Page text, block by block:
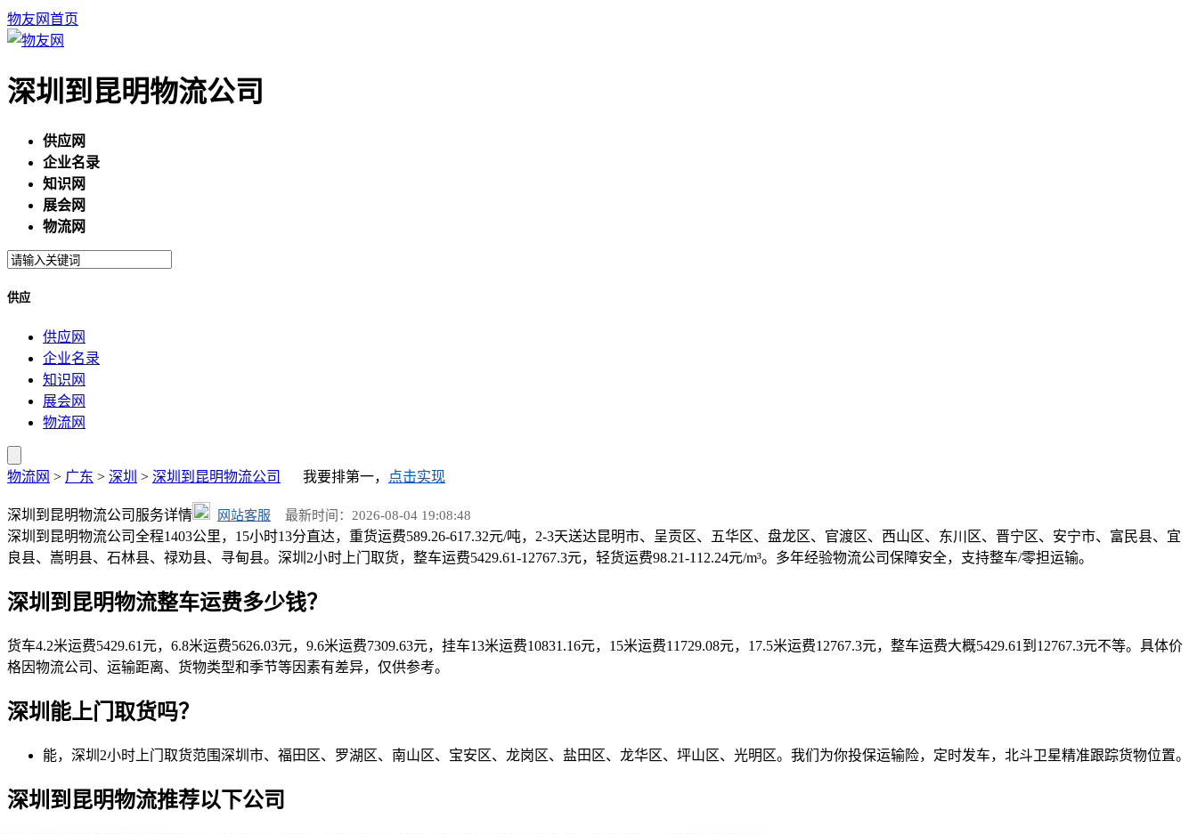
物友网首页
深圳到昆明物流公司
供应网
企业名录
知识网
展会网
物流网
供应
供应网
企业名录
知识网
展会网
物流网
物流网 > 广东 > 深圳 > 深圳到昆明物流公司 我要排第一， 点击实现
深圳到昆明物流公司服务详情 网站客服 最新时间：2026-08-04 19:08:48
深圳到昆明物流公司全程1403公里，15小时13分直达，重货运费589.26-617.32元/吨，2-3天送达昆明市、呈贡区、五华区、盘龙区、官渡区、西山区、东川区、晋宁区、安宁市、富民县、宜
良县、嵩明县、石林县、禄劝县、寻甸县。深圳2小时上门取货，整车运费5429.61-12767.3元，轻货运费98.21-112.24元/m³。多年经验物流公司保障安全，支持整车/零担运输。
深圳到昆明物流整车运费多少钱？
货车4.2米运费5429.61元，6.8米运费5626.03元，9.6米运费7309.63元，挂车13米运费10831.16元，15米运费11729.08元，17.5米运费12767.3元，整车运费大概5429.61到12767.3元不等。具体价
格因物流公司、运输距离、货物类型和季节等因素有差异，仅供参考。
深圳能上门取货吗？
能，深圳2小时上门取货范围深圳市、福田区、罗湖区、南山区、宝安区、龙岗区、盐田区、龙华区、坪山区、光明区。我们为你投保运输险，定时发车，北斗卫星精准跟踪货物位置。
深圳到昆明物流推荐以下公司